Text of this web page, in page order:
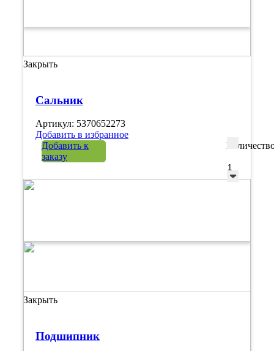
Закрыть
Сальник
Артикул: 5370652273
Добавить в избранное
Добавить к
заказу
Закрыть
Подшипник